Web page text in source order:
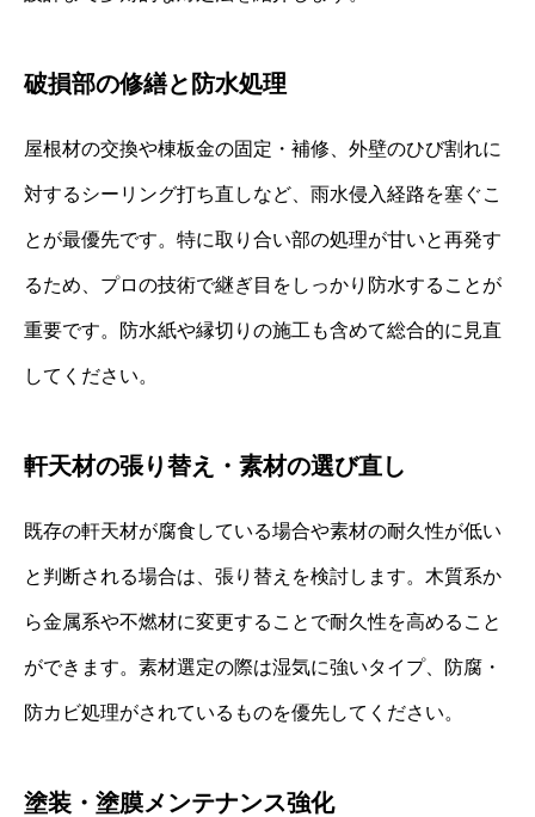
破損部の修繕と防水処理
屋根材の交換や棟板金の固定・補修、外壁のひび割れに
対するシーリング打ち直しなど、雨水侵入経路を塞ぐこ
とが最優先です。特に取り合い部の処理が甘いと再発す
るため、プロの技術で継ぎ目をしっかり防水することが
重要です。防水紙や縁切りの施工も含めて総合的に見直
してください。
軒天材の張り替え・素材の選び直し
既存の軒天材が腐食している場合や素材の耐久性が低い
と判断される場合は、張り替えを検討します。木質系か
ら金属系や不燃材に変更することで耐久性を高めること
ができます。素材選定の際は湿気に強いタイプ、防腐・
防カビ処理がされているものを優先してください。
塗装・塗膜メンテナンス強化